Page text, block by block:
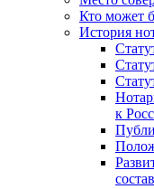
Кто может
История
к